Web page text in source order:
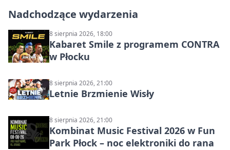
Nadchodzące wydarzenia
8 sierpnia 2026, 18:00
Kabaret Smile z programem CONTRA
w Płocku
8 sierpnia 2026, 21:00
Letnie Brzmienie Wisły
8 sierpnia 2026, 21:00
Kombinat Music Festival 2026 w Fun
Park Płock – noc elektroniki do rana